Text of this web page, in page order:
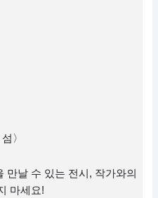
〉
만날 수 있는 전시, 작가와의
마세요!